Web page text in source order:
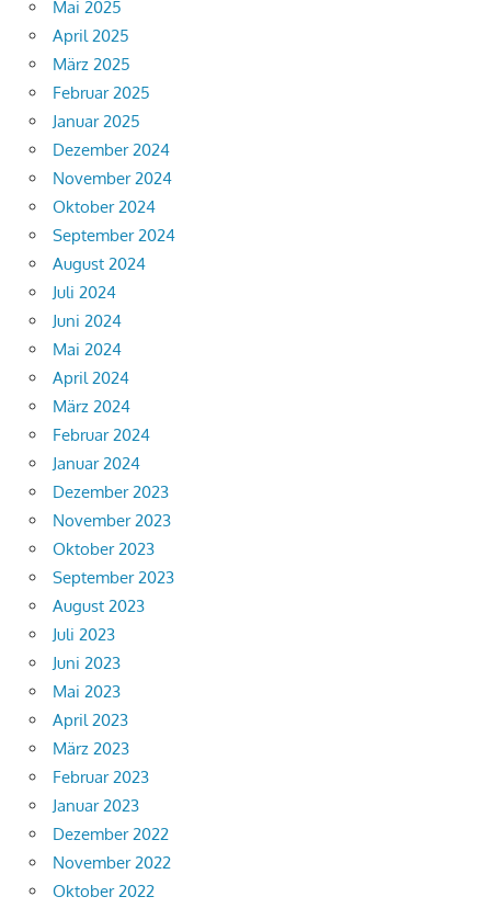
Mai 2025
April 2025
März 2025
Februar 2025
Januar 2025
Dezember 2024
November 2024
Oktober 2024
September 2024
August 2024
Juli 2024
Juni 2024
Mai 2024
April 2024
März 2024
Februar 2024
Januar 2024
Dezember 2023
November 2023
Oktober 2023
September 2023
August 2023
Juli 2023
Juni 2023
Mai 2023
April 2023
März 2023
Februar 2023
Januar 2023
Dezember 2022
November 2022
Oktober 2022